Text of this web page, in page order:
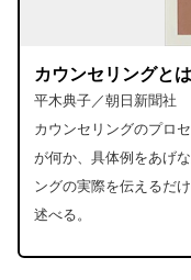
カウンセリングと
平木典子／朝日新聞社
カウンセリングのプロ
が何か、具体例をあげ
ングの実際を伝えるだ
述べる。